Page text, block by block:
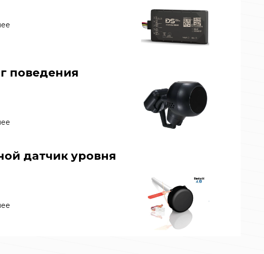
поведения
датчик уровня